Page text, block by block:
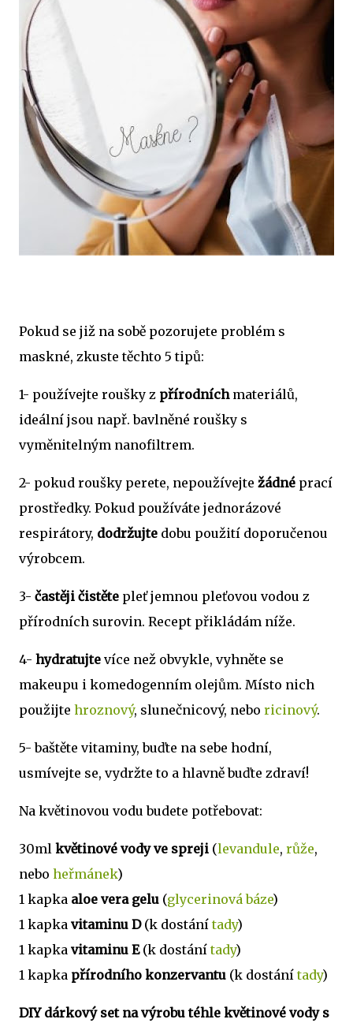
Pokud se již na sobě pozorujete problém s
maskné, zkuste těchto 5 tipů:
1- používejte roušky z přírodníchmateriálů,
ideální jsou např. bavlněné roušky s
vyměnitelným nanofiltrem.
2- pokud roušky perete, nepoužívejte žádné prací
prostředky. Pokud používáte jednorázové
respirátory, dodržujte dobu použití doporučenou
výrobcem.
3- častěji čistěte pleť jemnou pleťovou vodou z
přírodních surovin. Recept přikládám níže.
4- hydratujte více než obvykle, vyhněte se
makeupu i komedogenním olejům. Místo nich
použijte hroznový, slunečnicový, nebo ricinový.
5- baštěte vitaminy, buďte na sebe hodní,
usmívejte se, vydržte to a hlavně buďte zdraví!
Na květinovou vodu budete potřebovat:
30ml květinové vody ve spreji (levandule, růže,
nebo heřmánek)
1 kapka aloe vera gelu (glycerinová báze)
1 kapka vitaminu D(k dostánítady)
1 kapka vitaminu E(k dostánítady)
1 kapka přírodního konzervantu (k dostánítady)
DIY dárkový set na výrobu téhle květinové vody s